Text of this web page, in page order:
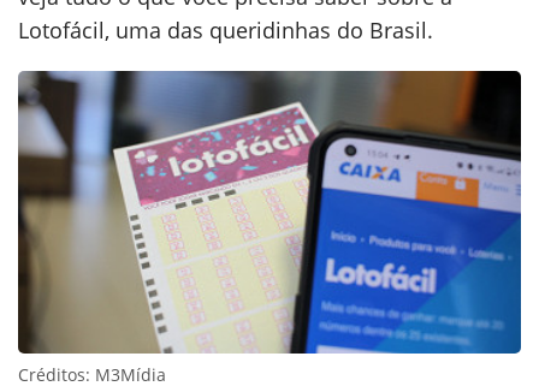
Lotofácil, uma das queridinhas do Brasil.
Créditos: M3Mídia